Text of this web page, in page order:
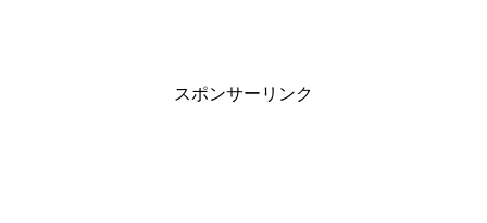
スポンサーリンク